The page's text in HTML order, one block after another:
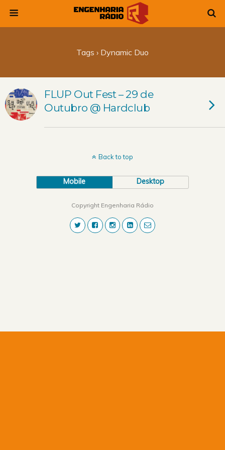
Tags › Dynamic Duo
FLUP Out Fest – 29 de
Outubro @ Hardclub
Back to top
Mobile Desktop
Copyright Engenharia Rádio